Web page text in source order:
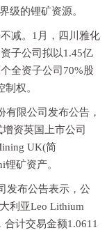
级的锂矿资源。
减。1月，四川雅化
子公司拟以1.45亿
全资子公司70%股
权。
限公司发布公告，
资英国上市公司
UK(简
矿资产。
发布公告表示，公
利亚Leo Lithium
计交易金额1.0611